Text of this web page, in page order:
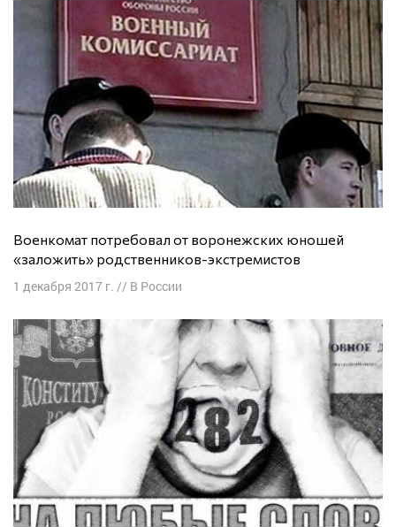
Военкомат потребовал от воронежских юношей
«заложить» родственников-экстремистов
1 декабря 2017 г. // В России